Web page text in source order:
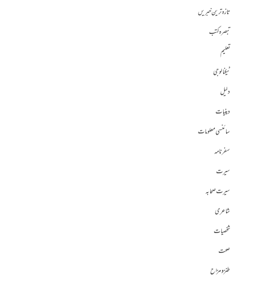
تازہ ترین خبریں
تبصرہ کتب
تعلیم
ٹیکنالوجی
دلیل
دینیات
سائنسی معلومات
سفرنامہ
سیرت
سیرت صحابہ
شاعری
شخصیات
صحت
طنز و مزاح